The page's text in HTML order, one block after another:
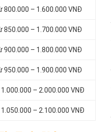
800.000 – 1.600.000 VNĐ
850.000 – 1.700.000 VNĐ
900.000 – 1.800.000 VNĐ
950.000 – 1.900.000 VNĐ
– 2.000.000 VNĐ
– 2.100.000 VNĐ